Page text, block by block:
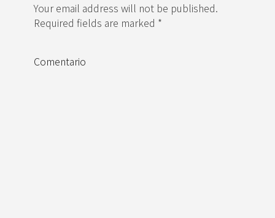
Your email address will not be published.
Required fields are marked *
Comentario